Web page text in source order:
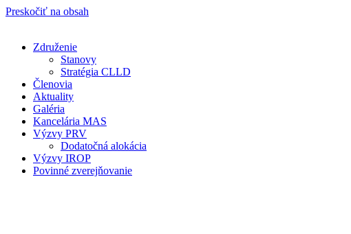
Preskočiť na obsah
Združenie
Stanovy
Stratégia CLLD
Členovia
Aktuality
Galéria
Kancelária MAS
Výzvy PRV
Dodatočná alokácia
Výzvy IROP
Povinné zverejňovanie